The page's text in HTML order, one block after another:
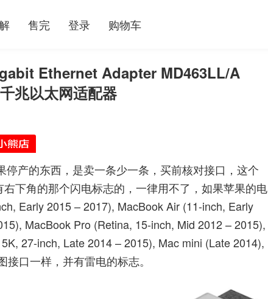
售完 登录 购物车
Ethernet Adapter MD463LL/A
兆以太网适配器
产的东西，是卖一条少一条，买前核对接口，这个
下角的那个闪电标志的，一律用不了，如果苹果的电
Early 2015 – 2017), MacBook Air (11-inch, Early
MacBook Pro (Retina, 15-inch, Mid 2012 – 2015),
27-inch, Late 2014 – 2015), Mac mini (Late 2014),
口一样，并有雷电的标志。